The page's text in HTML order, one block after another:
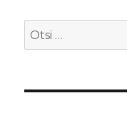
Otsi: